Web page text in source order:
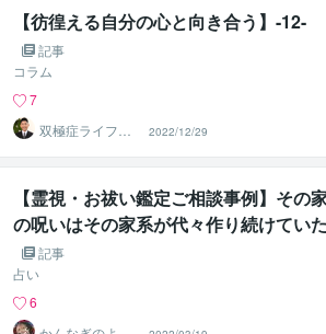
【彷徨える自分の心と向き合う】-12-
記事
コラム
7
双極症ライフコ
ンシェルジュ❤️
かずよし
2022/12/29
【霊視・お祓い鑑定ご相談事例】その
の呪いはその家系が代々作り続けてい
のだった
記事
占い
6